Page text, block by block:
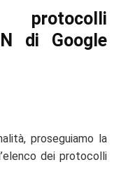
di Google
proseguiamo la
dei protocolli